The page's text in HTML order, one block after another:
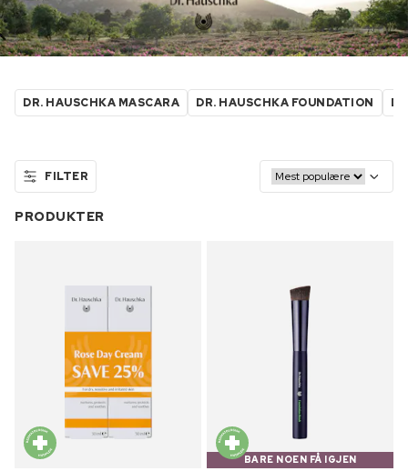
DR. HAUSCHKA MASCARA DR. HAUSCHKA FOUNDATION
FILTER
PRODUKTER
BARE NOEN FÅ IGJEN